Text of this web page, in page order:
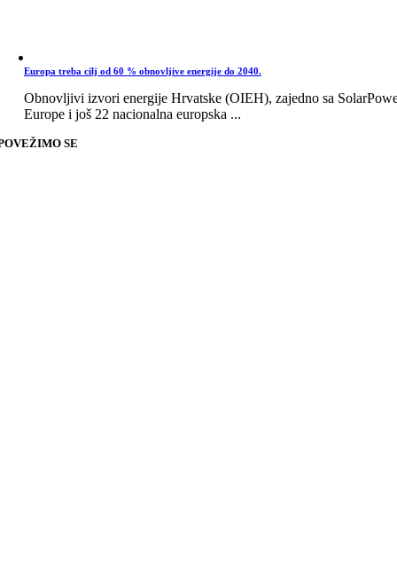
Europa treba cilj od 60 % obnovljive energije do 2040.
Obnovljivi izvori energije Hrvatske (OIEH), zajedno sa
Europe i još 22 nacionalna europska ...
SE